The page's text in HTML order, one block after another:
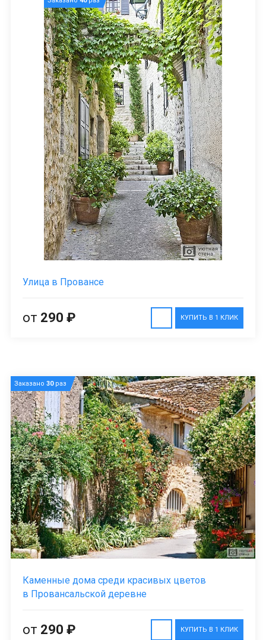
Улица в Провансе
КУПИТЬ В 1 КЛИК
от 290 ₽
Заказано 30раз
Каменные дома среди красивых цветов
в Провансальской деревне
КУПИТЬ В 1 КЛИК
от 290 ₽